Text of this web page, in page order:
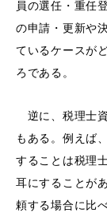
員の選任・重任
の申請・更新や
ているケースが
ろである。
逆に、税理士
もある。例えば
することは税理
耳にすることが
頼する場合に比